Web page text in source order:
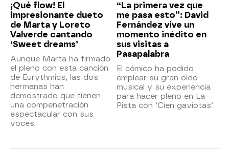
¡Qué flow! El
impresionante dueto
de Marta y Loreto
Valverde cantando
‘Sweet dreams’
Aunque Marta ha firmado
el pleno con esta canción
de Eurythmics, las dos
hermanas han
demostrado que tienen
una compenetración
espectacular con sus
voces.
“La primera vez que
me pasa esto”: David
Fernández vive un
momento inédito en
sus visitas a
Pasapalabra
El cómico ha podido
emplear su gran oído
musical y su experiencia
para hacer pleno en La
Pista con ‘Cien gaviotas’.